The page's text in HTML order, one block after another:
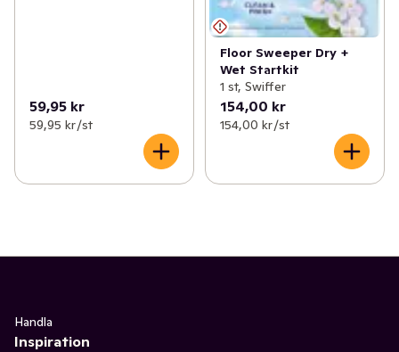
59,95 kr
59,95 kr /st
Floor Sweeper Dry +
Wet Startkit
1 st, Swiffer
154,00 kr
154,00 kr /st
Handla
Inspiration